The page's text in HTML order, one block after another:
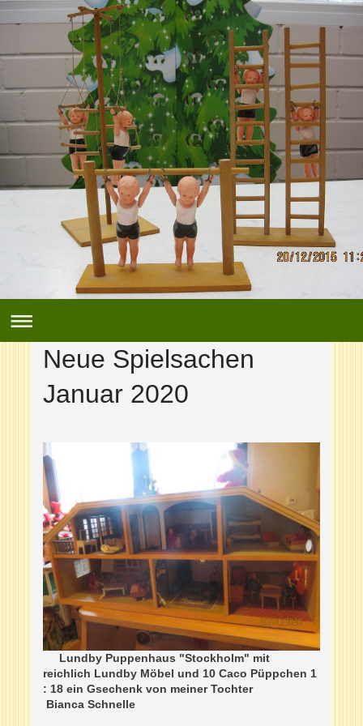
Neue Spielsachen
Januar 2020
Lundby Puppenhaus "Stockholm" mit
reichlich Lundby Möbel und 10 Caco Püppchen 1
: 18 ein Gsechenk von meiner Tochter
Bianca Schnelle